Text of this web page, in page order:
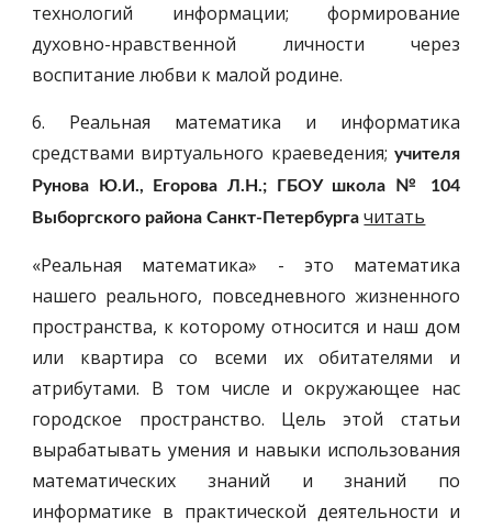
технологий информации; формирование
духовно-нравственной личности через
воспитание любви к малой родине.
6. Реальная математика и информатика
средствами виртуального краеведения; учителя
Рунова Ю.И., Егорова Л.Н.; ГБОУ школа № 104
Выборгского района Санкт-Петербургачитать
«Реальная математика» - это математика
нашего реального, повседневного жизненного
пространства, к которому относится и наш дом
или квартира со всеми их обитателями и
атрибутами. В том числе и окружающее нас
городское пространство. Цель этой статьи
вырабатывать умения и навыки использования
математических знаний и знаний по
информатике в практической деятельности и